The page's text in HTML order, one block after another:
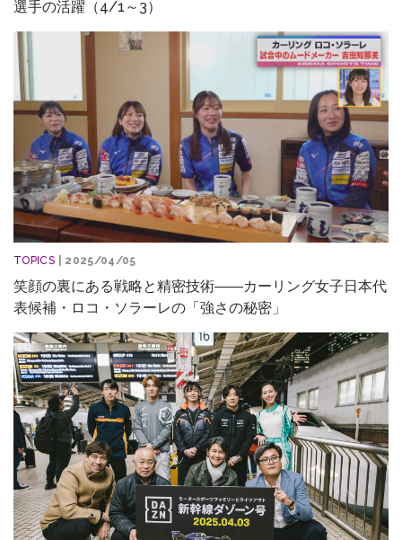
選手の活躍（4/1～3）
TOPICS | 2025/04/05
笑顔の裏にある戦略と精密技術――カーリング女子日本代
表候補・ロコ・ソラーレの「強さの秘密」